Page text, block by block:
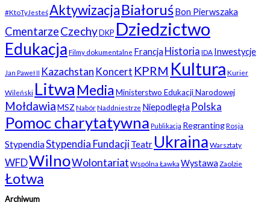
#KtoTyJesteśAktywizacjaBiałoruśBon Pierwszaka
CmentarzeCzechyDKP Dziedzictwo
Edukacja Filmy dokumentalne Francja Historia IDA Inwestycje
Jan Paweł II Kazachstan Koncert KPRM Kultura Kurier
Wileński Litwa MediaMinisterstwo Edukacji Narodowej
MołdawiaMSZ NabórNaddniestrze Niepodległa Polska
Pomoc charytatywna Publikacja RegrantingRosja
StypendiaStypendia FundacjiTeatr Ukraina Warsztaty
WFDWilnoWolontariat Wspólna Ławka Wystawa Zaolzie
Łotwa
Archiwum